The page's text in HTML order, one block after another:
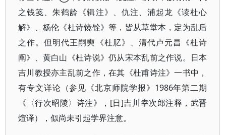
之钱笺、朱鹤龄《辑注》、仇注、浦起龙《读杜心
解》、杨伦《杜诗镜铨》等，皆从草堂本，定为乱后
之作。但明代王嗣奭《杜肊》、清代卢元昌《杜诗
阐》、黄白山《杜诗说》仍从宋本乱前之作说。日本
吉川教授亦主乱前之作，在其《杜甫诗注》一书中，
有专文详论（参见《北京师院学报》1986年第二期
《〈行次昭陵〉诗注》，[日]吉川幸次郎注释，武晋
煊译），似尚未引起学界注意。